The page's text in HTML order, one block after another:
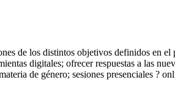
de los distintos objetivos definidos en
digitales; ofrecer respuestas a las
de género; sesiones presenciales ?